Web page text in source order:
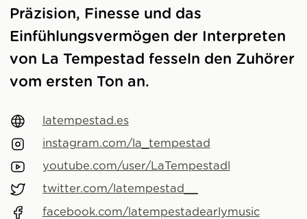
Präzision, Finesse und das
Einfühlungsvermögen der Interpreten
von La Tempestad fesseln den Zuhörer
vom ersten Ton an.
latempestad.es
instagram.com/la_tempestad
youtube.com/user/LaTempestadl
twitter.com/latempestad__
facebook.com/latempestadearlymusic